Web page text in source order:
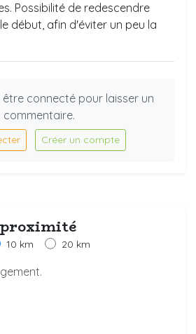
Possibilité de redescendre
début, afin d'éviter un peu la
connecté pour laisser un
commentaire.
Créer un compte
proximité
10 km 20 km